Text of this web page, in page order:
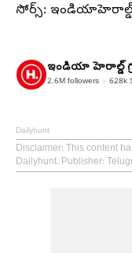
సోర్స్:
ఇండియా హెరాల్డ్
2.6M followers 628k
Dailyhunt
Disclaimer: This content
Dailyhunt. Publisher: